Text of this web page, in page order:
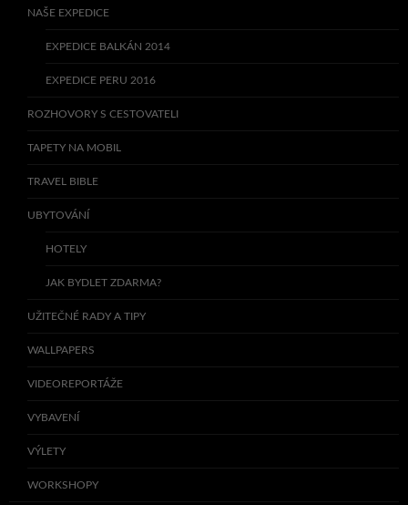
NAŠE EXPEDICE
EXPEDICE BALKÁN 2014
EXPEDICE PERU 2016
ROZHOVORY S CESTOVATELI
TAPETY NA MOBIL
TRAVEL BIBLE
UBYTOVÁNÍ
HOTELY
JAK BYDLET ZDARMA?
UŽITEČNÉ RADY A TIPY
WALLPAPERS
VIDEOREPORTÁŽE
VYBAVENÍ
VÝLETY
WORKSHOPY